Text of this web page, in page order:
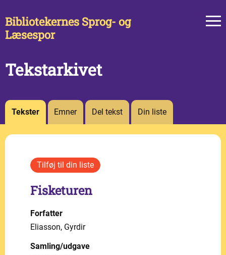
Bibliotekernes Sprog- og
Læsespor
Tekstarkivet
Tekster Emner Del tekst Din liste
Fisketuren
Forfatter
Eliasson, Gyrdir
Samling/udgave